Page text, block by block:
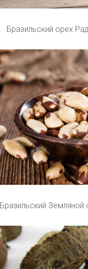
Бразильский орех
Бразильский Земляной